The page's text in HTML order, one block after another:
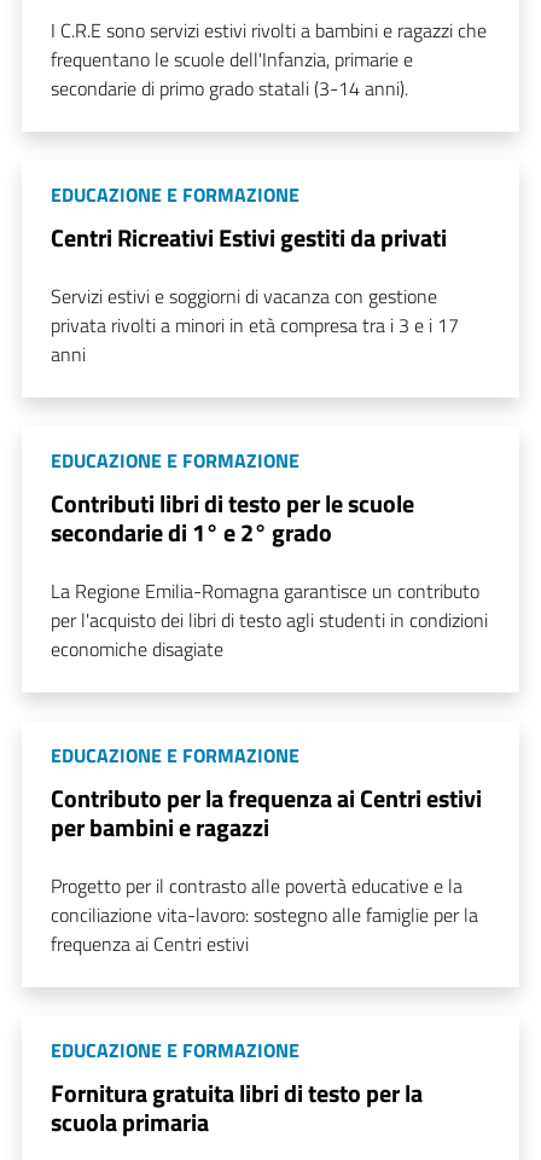
I C.R.E sono servizi estivi rivolti a bambini e ragazzi che
frequentano le scuole dell'Infanzia, primarie e
secondarie di primo grado statali (3-14 anni).
EDUCAZIONE E FORMAZIONE
Centri Ricreativi Estivi gestiti da privati
Servizi estivi e soggiorni di vacanza con gestione
privata rivolti a minori in età compresa tra i 3 e i 17
anni
EDUCAZIONE E FORMAZIONE
Contributi libri di testo per le scuole
secondarie di 1° e 2° grado
La Regione Emilia-Romagna garantisce un contributo
per l'acquisto dei libri di testo agli studenti in condizioni
economiche disagiate
EDUCAZIONE E FORMAZIONE
Contributo per la frequenza ai Centri estivi
per bambini e ragazzi
Progetto per il contrasto alle povertà educative e la
conciliazione vita-lavoro: sostegno alle famiglie per la
frequenza ai Centri estivi
EDUCAZIONE E FORMAZIONE
Fornitura gratuita libri di testo per la
scuola primaria